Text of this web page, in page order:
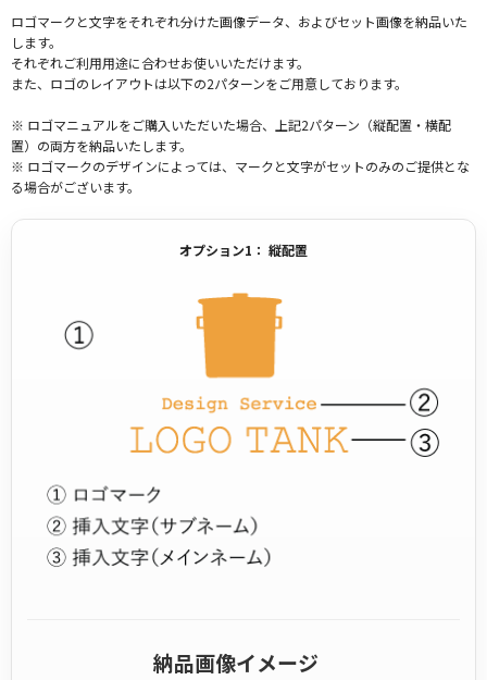
ロゴマークと文字をそれぞれ分けた画像データ、およびセット画像を納品いた
します。
それぞれご利用用途に合わせお使いいただけます。
また、ロゴのレイアウトは以下の2パターンをご用意しております。
※ ロゴマニュアルをご購入いただいた場合、上記2パターン（縦配置・横配
置）の両方を納品いたします。
※ ロゴマークのデザインによっては、マークと文字がセットのみのご提供とな
る場合がございます。
オプション1： 縦配置
納品画像イメージ